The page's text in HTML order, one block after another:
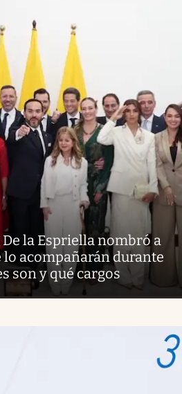
De la Espriella nombró a
acompañarán durante
son y qué cargos